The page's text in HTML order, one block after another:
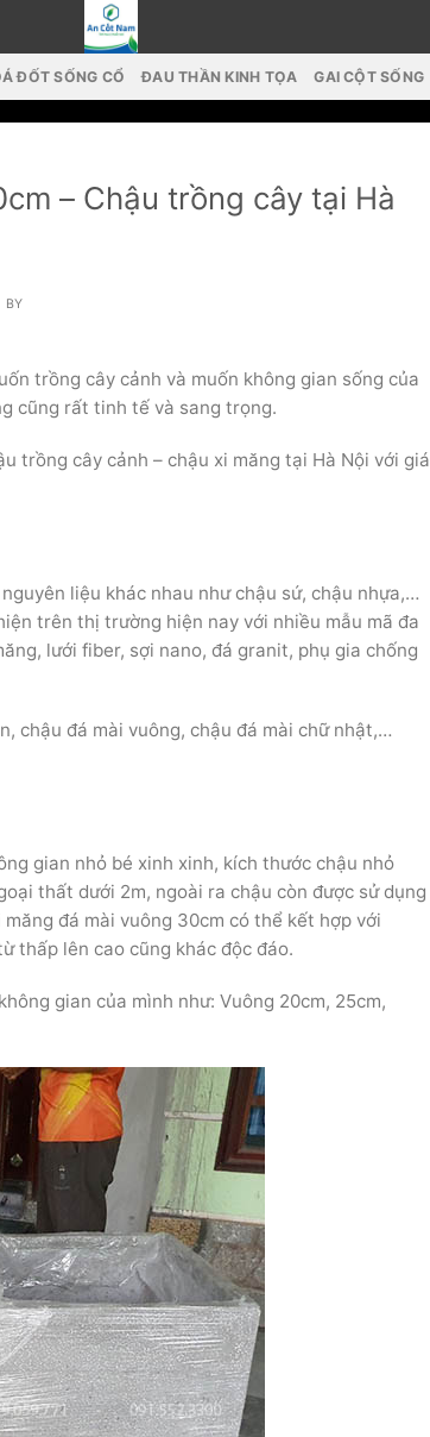
ĐỐT SỐNG CỔ ĐAU THẦN KINH TỌA GAI CỘT SỐNG
– Chậu trồng cây tại Hà
BY
trồng cây cảnh và muốn không gian sống của
cũng rất tinh tế và sang trọng.
trồng cây cảnh – chậu xi măng tại Hà Nội với giá
liệu khác nhau như chậu sứ, chậu nhựa,…
trên thị trường hiện nay với nhiều mẫu mã đa
lưới fiber, sợi nano, đá granit, phụ gia chống
chậu đá mài vuông, chậu đá mài chữ nhật,…
gian nhỏ bé xinh xinh, kích thước chậu nhỏ
thất dưới 2m, ngoài ra chậu còn được sử dụng
đá mài vuông 30cm có thể kết hợp với
thấp lên cao cũng khác độc đáo.
gian của mình như: Vuông 20cm, 25cm,